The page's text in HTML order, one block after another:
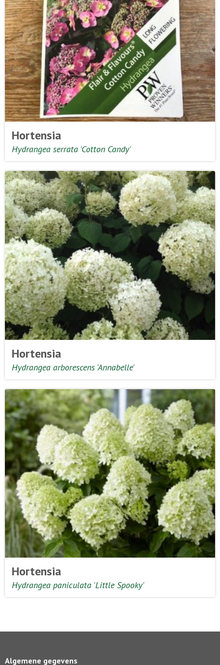
Hortensia
Hydrangea serrata 'Cotton Candy'
Hortensia
Hydrangea arborescens 'Annabelle'
Hortensia
Hydrangea paniculata 'Little Spooky'
Algemene gegevens